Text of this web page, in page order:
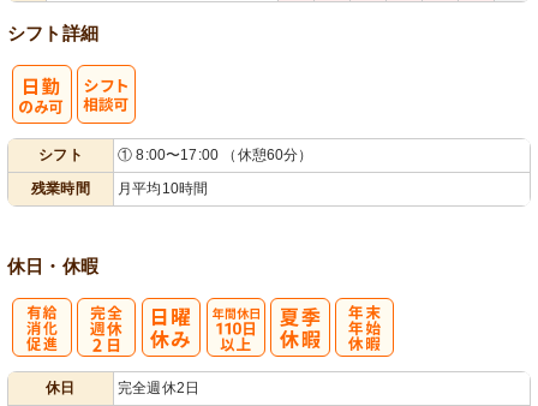
シフト詳細
シフト
① 8:00〜17:00 （休憩60分）
残業時間
月平均10時間
休日・休暇
休日 完全週休2日